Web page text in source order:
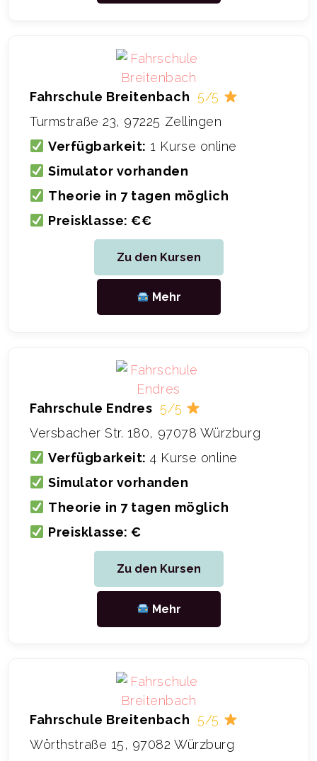
Fahrschule Breitenbach
5/5
Turmstraße 23, 97225 Zellingen
Verfügbarkeit: 1 Kurse online
Simulator vorhanden
Theorie in 7 tagen möglich
Preisklasse: €€
Zu den Kursen
Mehr
Fahrschule Endres 5/5
Versbacher Str. 180, 97078 Würzburg
Verfügbarkeit: 4 Kurse online
Simulator vorhanden
Theorie in 7 tagen möglich
Preisklasse: €
Zu den Kursen
Mehr
Fahrschule Breitenbach
5/5
Wörthstraße 15, 97082 Würzburg